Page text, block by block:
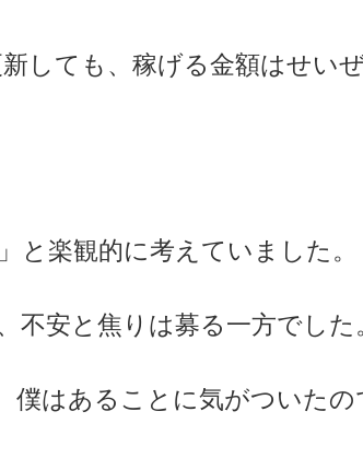
しても、稼げる金額はせい
楽観的に考えていました。
安と焦りは募る一方でした
僕はあることに気がついたの